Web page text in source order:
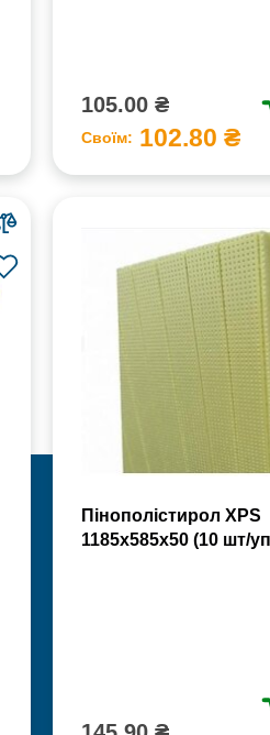
105.00 ₴
Своїм: 102.80 ₴
Пінополістирол XPS
1185х585х50 (10 шт/